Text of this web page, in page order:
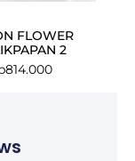
FLOWER
2
814.000